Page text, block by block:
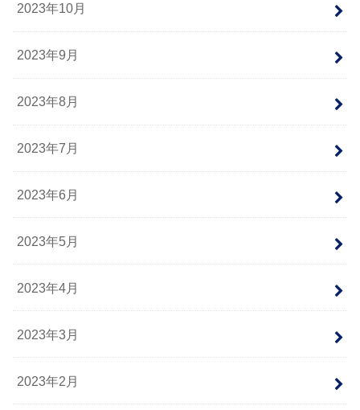
2023年10月
2023年9月
2023年8月
2023年7月
2023年6月
2023年5月
2023年4月
2023年3月
2023年2月